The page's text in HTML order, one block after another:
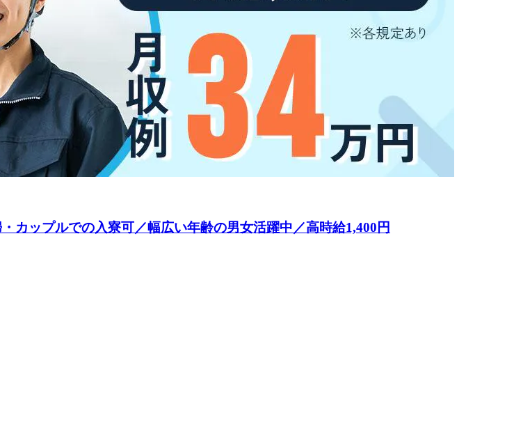
カップルでの入寮可／幅広い年齢の男女活躍中／高時給1,400円